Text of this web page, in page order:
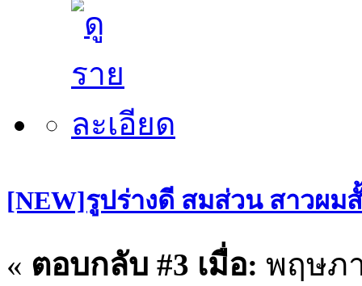
[NEW]รูปร่างดี สมส่วน สาวผม
« ตอบกลับ #3 เมื่อ: พฤษภา